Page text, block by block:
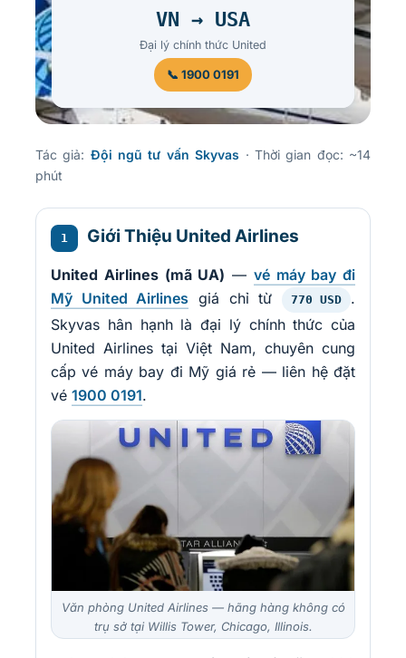
VN → USA
Đại lý chính thức United
📞 1900 0191
Tác giả: Đội ngũ tư vấn Skyvas · Thời gian đọc: ~14
phút
1 Giới Thiệu United Airlines
United Airlines (mã UA) — vé máy bay đi
Mỹ United Airlines giá chỉ từ 770 USD
.
Skyvas hân hạnh là đại lý chính thức của
United Airlines tại Việt Nam, chuyên cung
cấp vé máy bay đi Mỹ giá rẻ — liên hệ đặt
vé 1900 0191.
Văn phòng United Airlines — hãng hàng không có
trụ sở tại Willis Tower, Chicago, Illinois.